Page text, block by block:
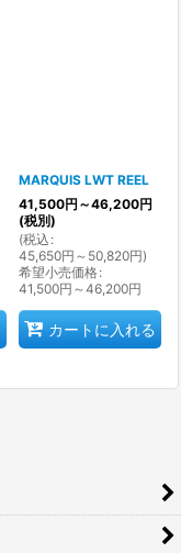
MARQUIS LWT REEL
41,500円 ～46,200円
(税別)
(税込 :
45,650円 ～50,820円)
希望小売価格:
41,500円 ～46,200円
カートに入れる